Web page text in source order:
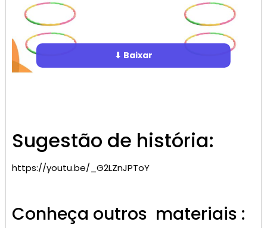
⬇ Baixar
Sugestão de história:
https://youtu.be/_G2LZnJPToY
Conheça outros materiais :